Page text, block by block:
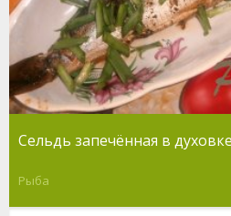
Сельдь запечённая в духовке
Рыба